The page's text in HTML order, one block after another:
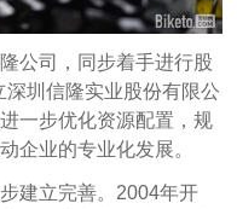
公司，同步着手进行股
圳信隆实业股份有限公
一步优化资源配置，规
企业的专业化发展。
建立完善。2004年开